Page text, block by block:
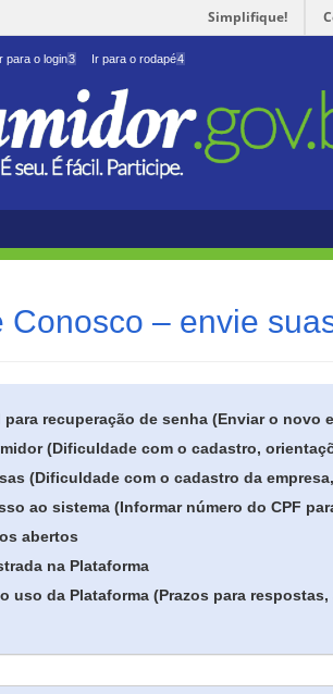
Simplifique!
para o login3 Ir para o rodapé4
Conosco – envie
para recuperação de senha (Enviar o
(Dificuldade com o cadastro,
(Dificuldade com o cadastro da
ao sistema (Informar número do CPF
abertos
na Plataforma
uso da Plataforma (Prazos para